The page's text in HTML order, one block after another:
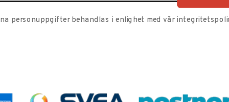
personuppgifter behandlas i enlighet med vår